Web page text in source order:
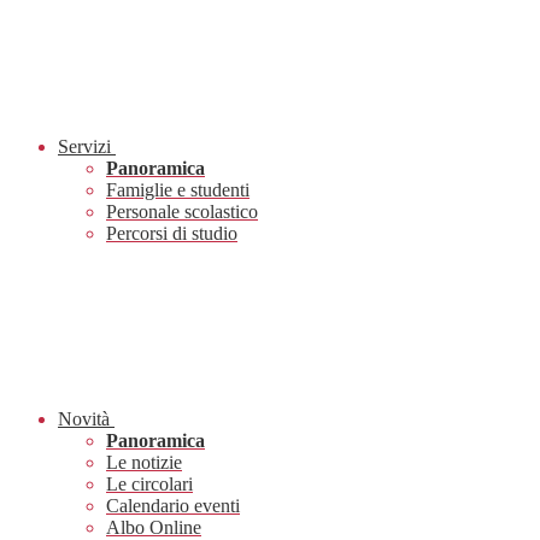
Servizi
Panoramica
Famiglie e studenti
Personale scolastico
Percorsi di studio
Novità
Panoramica
Le notizie
Le circolari
Calendario eventi
Albo Online